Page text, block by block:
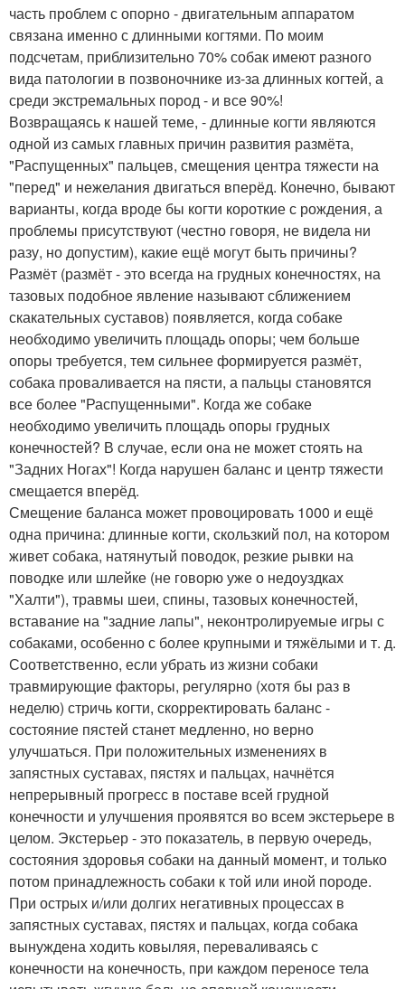
часть проблем с опорно - двигательным аппаратом
связана именно с длинными когтями. По моим
подсчетам, приблизительно 70% собак имеют разного
вида патологии в позвоночнике из-за длинных когтей, а
среди экстремальных пород - и все 90%!
Возвращаясь к нашей теме, - длинные когти являются
одной из самых главных причин развития размёта,
"Распущенных" пальцев, смещения центра тяжести на
"перед" и нежелания двигаться вперёд. Конечно, бывают
варианты, когда вроде бы когти короткие с рождения, а
проблемы присутствуют (честно говоря, не видела ни
разу, но допустим), какие ещё могут быть причины?
Размёт (размёт - это всегда на грудных конечностях, на
тазовых подобное явление называют сближением
скакательных суставов) появляется, когда собаке
необходимо увеличить площадь опоры; чем больше
опоры требуется, тем сильнее формируется размёт,
собака проваливается на пясти, а пальцы становятся
все более "Распущенными". Когда же собаке
необходимо увеличить площадь опоры грудных
конечностей? В случае, если она не может стоять на
"Задних Ногах"! Когда нарушен баланс и центр тяжести
смещается вперёд.
Смещение баланса может провоцировать 1000 и ещё
одна причина: длинные когти, скользкий пол, на котором
живет собака, натянутый поводок, резкие рывки на
поводке или шлейке (не говорю уже о недоуздках
"Халти"), травмы шеи, спины, тазовых конечностей,
вставание на "задние лапы", неконтролируемые игры с
собаками, особенно с более крупными и тяжёлыми и т. д.
Соответственно, если убрать из жизни собаки
травмирующие факторы, регулярно (хотя бы раз в
неделю) стричь когти, скорректировать баланс -
состояние пястей станет медленно, но верно
улучшаться. При положительных изменениях в
запястных суставах, пястях и пальцах, начнётся
непрерывный прогресс в поставе всей грудной
конечности и улучшения проявятся во всем экстерьере в
целом. Экстерьер - это показатель, в первую очередь,
состояния здоровья собаки на данный момент, и только
потом принадлежность собаки к той или иной породе.
При острых и/или долгих негативных процессах в
запястных суставах, пястях и пальцах, когда собака
вынуждена ходить ковыляя, переваливаясь с
конечности на конечность, при каждом переносе тела